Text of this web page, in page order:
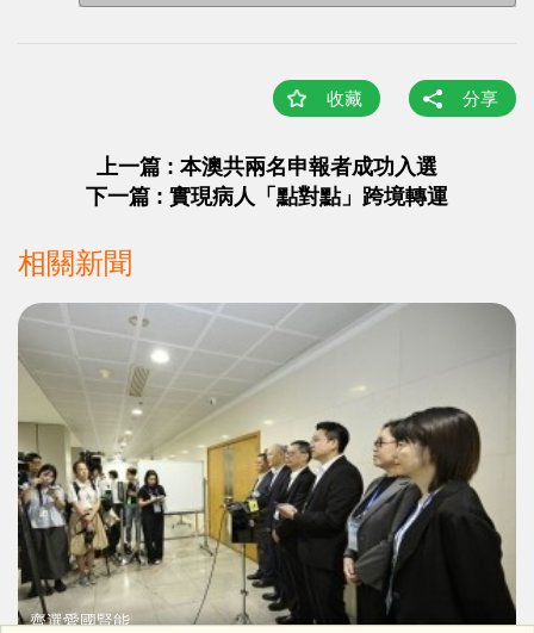
收藏 分享
上一篇 : 本澳共兩名申報者成功入選
下一篇 : 實現病人「點對點」跨境轉運
相關新聞
齊選愛國賢能